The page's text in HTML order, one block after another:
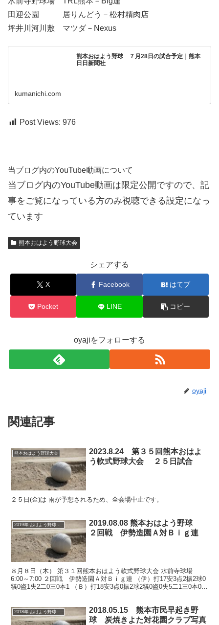
田迎公園 居りんどう－松村精肉店
坪井川河川敷 マツダ－Nexus
熊本おはよう野球 ７月28日の試合予定｜熊本
日日新聞社
kumanichi.com
Post Views: 976
当ブログ内のYouTube動画について
当ブログ内のYouTube動画は限定公開ですので、記
事をご覧になっている方のみ視聴できる設定になっ
ています
熊本おはよう野球大会
シェアする
X Facebook はてブ
Pocket LINE コピー
oyajiをフォローする
oyaji
関連記事
熊本おはよう野球大会
2023.8.24 第３５回熊本おはよ
う軟式野球大会 ２５日試合
２５日(金)は 雨が予想されるため、全会場中止です。
2019年-おはよう野球大会
2019.08.08 熊本おはよう野球
２回戦 伊勢造園Ａ対Ｂｉｇ連
８月８日（木） 第３１回熊本おはよう軟式野球大会 水前寺球場
6:00～7:00 ２回戦 伊勢造園Ａ対Ｂｉｇ連 （伊）打17安3点2振2球0
犠0盗1失2二0三0本1 （Ｂ）打18安3点0振2球2犠0盗0失5二1三0本0
2018年-おはよう野球大会
2018.05.15 熊本市民早起き野
球 炭焼きよた対花園クラブ写真